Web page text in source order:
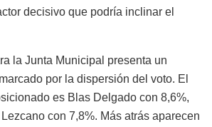
decisivo que podría inclinar el
la Junta Municipal presenta un
por la dispersión del voto. El
es Blas Delgado con 8,6%,
con 7,8%. Más atrás aparecen